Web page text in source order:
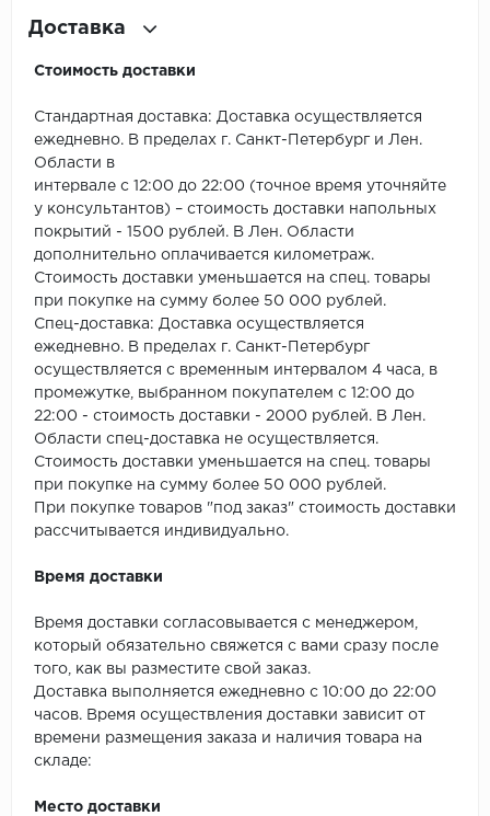
Доставка
Стоимость доставки
Стандартная доставка: Доставка осуществляется
ежедневно. В пределах г. Санкт-Петербург и Лен.
Области в
интервале с 12:00 до 22:00 (точное время уточняйте
у консультантов) – стоимость доставки напольных
покрытий - 1500 рублей. В Лен. Области
дополнительно оплачивается километраж.
Стоимость доставки уменьшается на спец. товары
при покупке на сумму более 50 000 рублей.
Спец-доставка: Доставка осуществляется
ежедневно. В пределах г. Санкт-Петербург
осуществляется с временным интервалом 4 часа, в
промежутке, выбранном покупателем с 12:00 до
22:00 - стоимость доставки - 2000 рублей. В Лен.
Области спец-доставка не осуществляется.
Стоимость доставки уменьшается на спец. товары
при покупке на сумму более 50 000 рублей.
При покупке товаров "под заказ" стоимость доставки
рассчитывается индивидуально.
Время доставки
Время доставки согласовывается с менеджером,
который обязательно свяжется с вами сразу после
того, как вы разместите свой заказ.
Доставка выполняется ежедневно с 10:00 до 22:00
часов. Время осуществления доставки зависит от
времени размещения заказа и наличия товара на
складе:
Место доставки